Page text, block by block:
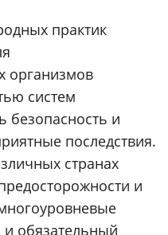
практик
организмов
систем
безопасность и
последствия.
странах
и
обязательный